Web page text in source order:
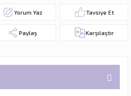
Yorum Yaz Tavsiye Et
Paylaş Karşılaştır